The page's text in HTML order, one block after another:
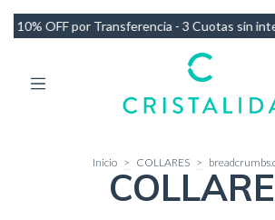
sin intereses - Envío GRATIS en compras de
Inicio > COLLARES >